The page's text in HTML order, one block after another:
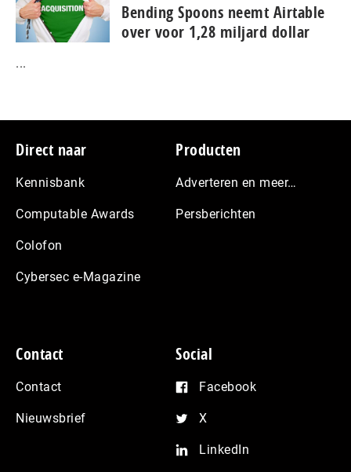
Bending Spoons neemt Airtable
over voor 1,28 miljard dollar
...
Footer
Direct naar
Kennisbank
Computable Awards
Colofon
Cybersec e-Magazine
Producten
Adverteren en meer…
Persberichten
Contact
Contact
Nieuwsbrief
Social
Facebook
X
LinkedIn